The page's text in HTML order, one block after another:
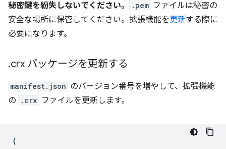
秘密鍵を紛失しないでください。 .pem ファイルは秘密の
安全な場所に保管してください。拡張機能を更新する際に
必要になります。
.crx パッケージを更新する
manifest.json のバージョン番号を増やして、拡張機能
の
.crx ファイルを更新します。
{